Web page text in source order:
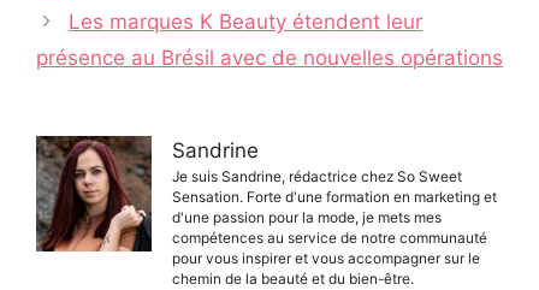
Les marques K Beauty étendent leur
présence au Brésil avec de nouvelles opérations
Sandrine
Je suis Sandrine, rédactrice chez So Sweet
Sensation. Forte d'une formation en marketing et
d'une passion pour la mode, je mets mes
compétences au service de notre communauté
pour vous inspirer et vous accompagner sur le
chemin de la beauté et du bien-être.